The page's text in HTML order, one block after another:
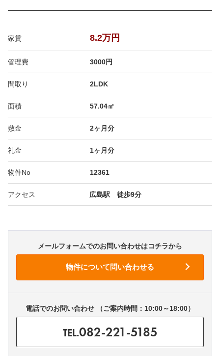
家賃 8.2万円
管理費 3000円
間取り 2LDK
面積 57.04㎡
敷金 2ヶ月分
礼金 1ヶ月分
物件No 12361
アクセス 広島駅 徒歩9分
メールフォームでのお問い合わせはコチラから
電話でのお問い合わせ （ご案内時間：10:00～18:00）
TEL.082-221-5185